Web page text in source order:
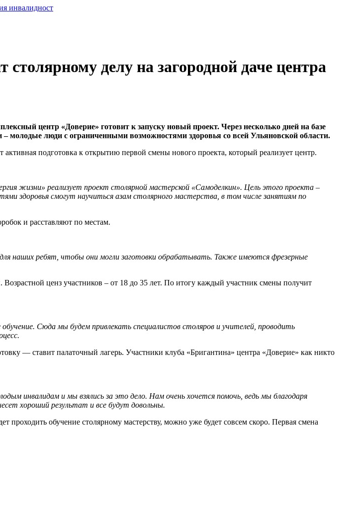
инвалидност
делу на загородной даче центра
центр «Доверие» готовит к запуску новый проект. Через несколько дней на базе
– молодые люди с ограниченными возможностями здоровья со всей Ульяновской области.
подготовка к открытию первой смены нового проекта, который реализует центр.
жизни» реализует проект столярной мастерской «Самоделкин». Цель этого проекта –
здоровья смогут научиться азам столярного мастерства, в том числе занятиям по
и расставляют по местам.
наших ребят, чтобы они могли заготовки обрабатывать. Также имеются фрезерные
ценз участников – от 18 до 35 лет. По итогу каждый участник смены получит
Сюда мы будем привлекать специалистов столяров и учителей, проводить
— ставит палаточный лагерь. Участники клуба «Бригантина» центра «Доверие» как никто
инвалидам и мы взялись за это дело. Нам очень хочется помочь, ведь мы благодаря
хороший результат и все будут довольны.
проходить обучение столярному мастерству, можно уже будет совсем скоро. Первая смена